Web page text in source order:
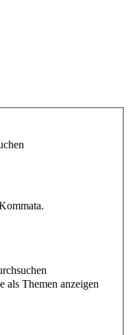
als Themen anzeigen